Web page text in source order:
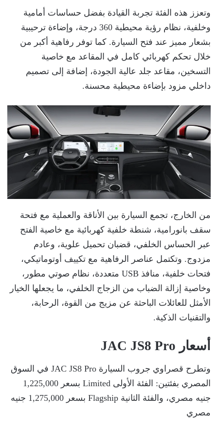
وتعزز هذه الفئة تجربة القيادة بفضل حساسات أمامية
وخلفية، نظام رؤية محيطية 360 درجة، وإضاءة ترحيبية
بشعار مميز عند فتح السيارة. كما توفر رفاهية أكبر من
خلال تحكم كهربائي كامل في المقاعد مع خاصية
التسخين، مقاعد جلد عالية الجودة، إضافة إلى تصميم
داخلي مزود بإضاءة محيطية محسنة.
من الخارج، تجمع السيارة بين الأناقة والعملية مع فتحة
سقف بانورامية، شنطة خلفية كهربائية مع خاصية الفتح
عبر الحساس الخلفي، قضبان تحميل علوية، وعادم
مزدوج. وتكتمل عناصر الرفاهية مع تكييف أوتوماتيكي،
فتحات خلفية، منافذ USB متعددة، نظام صوتي مطور،
وخاصية إزالة الضباب من الزجاج الخلفي، ما يجعلها الخيار
الأمثل للعائلات الباحثة عن مزيج من القوة، الرحابة،
والتقنيات الذكية.
أسعار JAC JS8 Pro
وتطرح قصراوي جروب السيارة JAC JS8 Pro في السوق
المصري بفئتين: الفئة الأولى Limited بسعر 1,225,000
جنيه مصري، والفئة الثانية Flagship بسعر 1,275,000 جنيه
مصري